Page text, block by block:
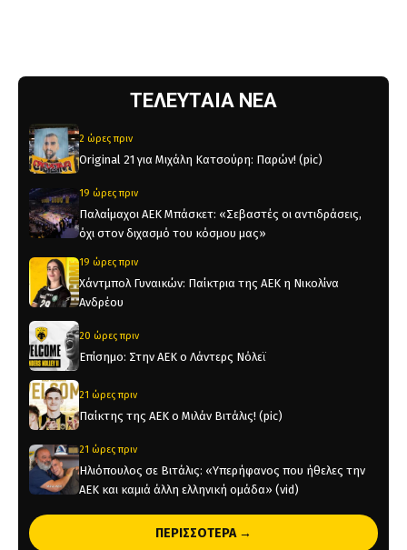
ΤΕΛΕΥΤΑΙΑ ΝΕΑ
2 ώρες πριν
Original 21 για Μιχάλη Κατσούρη: Παρών! (pic)
19 ώρες πριν
Παλαίμαχοι ΑΕΚ Μπάσκετ: «Σεβαστές οι αντιδράσεις,
όχι στον διχασμό του κόσμου μας»
19 ώρες πριν
Χάντμπολ Γυναικών: Παίκτρια της ΑΕΚ η Νικολίνα
Ανδρέου
20 ώρες πριν
Επίσημο: Στην ΑΕΚ ο Λάντερς Νόλεϊ
21 ώρες πριν
Παίκτης της ΑΕΚ ο Μιλάν Βιτάλις! (pic)
21 ώρες πριν
Ηλιόπουλος σε Βιτάλις: «Υπερήφανος που ήθελες την
ΑΕΚ και καμιά άλλη ελληνική ομάδα» (vid)
ΠΕΡΙΣΣΟΤΕΡΑ →